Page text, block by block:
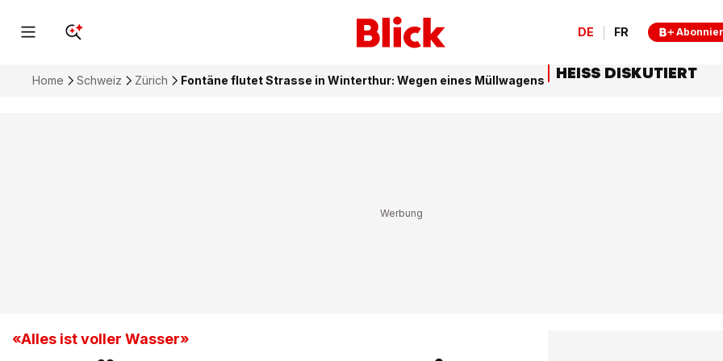
DE FR
Home Schweiz Zürich Fontäne flutet Strasse in Winterthur: Wegen eines Müllwagens
«Alles ist voller Wasser»
HEISS DISKUTIERT